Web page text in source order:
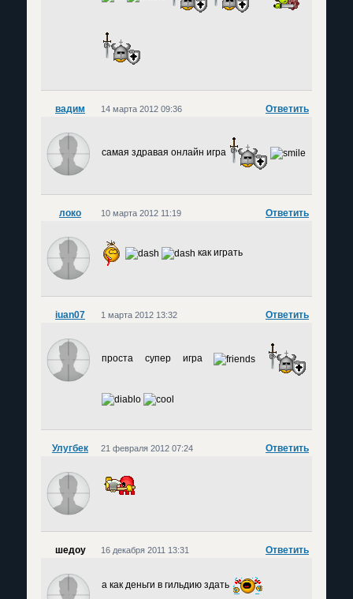
вадим Ответить
14 марта 2012 09:36
самая здравая онлайн игра
локо Ответить
10 марта 2012 11:19
как играть
iuan07 Ответить
1 марта 2012 13:32
проста супер игра
Улугбек Ответить
21 февраля 2012 07:24
шедоу Ответить
16 декабря 2011 13:31
а как деньги в гильдию здать